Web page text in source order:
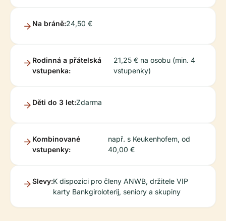
Na bráně:24,50 €
Rodinná a přátelská
vstupenka:
21,25 € na osobu (min. 4
vstupenky)
Děti do 3 let:Zdarma
Kombinované
vstupenky:
např. s Keukenhofem, od
40,00 €
Slevy:K dispozici pro členy ANWB, držitele VIP
karty Bankgiroloterij, seniory a skupiny